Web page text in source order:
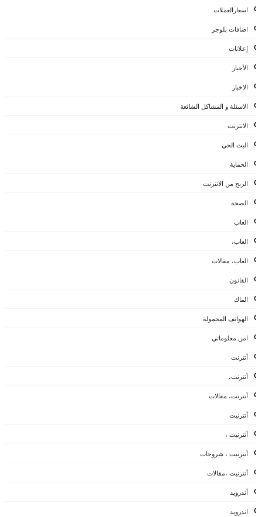
اسعارالعملات
اضافات بلوجر
إعلانات
الأخبار
الاخبار
الاسئلة و المشاكل الشائعة
الانترنت
البث الحي
الحماية
الربح من الانترنت
الصحة
العاب
العاب،
العاب، مقالات
القانون
الماك
الهواتف المحمولة
امن معلوماتي
أنترنت
أنترنت،
أنترنت، مقالات
أنترنيت
أنترنيت ،
أنترنيت ، شروحات
أنترنيت ،مقالات
أندرويد
اندرويد